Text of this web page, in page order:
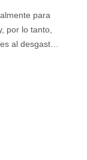
para
por lo tanto,
al desgaste y
material del
se divide